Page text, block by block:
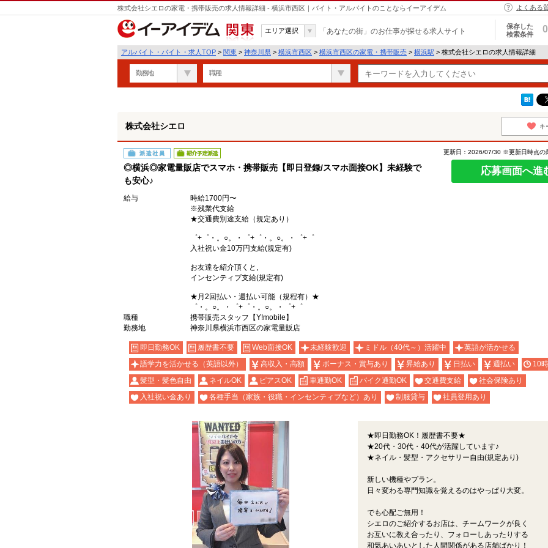
株式会社シエロの家電・携帯販売の求人情報詳細 - 横浜市西区｜バイト・アルバイトのことならイーアイデム よくある
関東
エリア選択 「あなたの街」のお仕事が探せる求人サイト
保存した
検索条件
0
アルバイト・バイト・求人TOP > 関東 > 神奈川県 > 横浜市西区 > 横浜市西区の家電・携帯販売 > 横浜駅 > 株式会社シエロの求人情報詳細
勤務地 職種
遣
株式会社シエロ キ
派遣社員 紹介予定派遣
◎横浜◎家電量販店でスマホ・携帯販売【即日登録/スマホ面接OK】未経験で
も安心♪
更新日：2026/07/30 ※更新日時点の
応募画面へ進
給与
時給1700円〜
※残業代支給
★交通費別途支給（規定あり）
゜+゜・。○。・゜+゜・。○。・゜+゜
入社祝い金10万円支給(規定有)
お友達を紹介頂くと,
インセンティブ支給(規定有)
★月2回払い・週払い可能（規程有）★
゜・。○。・゜+゜・。○。・゜+゜
職種
携帯販売スタッフ【Y!mobile】
勤務地
神奈川県横浜市西区の家電量販店
即日勤務OK 履歴書不要 Web面接OK 未経験歓迎 ミドル（40代～）活躍中
英語が活かせる
語学力を活かせる（英語以外）
高収入・高額 ボーナス・賞与あり 昇給あり 日払い 週払い
10
髪型・髪色自由
ネイルOK ピアスOK 車通勤OK バイク通勤OK 交通費支給
社会保険あり
入社祝い金あり
各種手当（家族・役職・インセンティブなど）あり 制服貸与 社員登用あり
★即日勤務OK！履歴書不要★
★20代・30代・40代が活躍しています♪
★ネイル・髪型・アクセサリー自由(規定あり)
新しい機種やプラン。
日々変わる専門知識を覚えるのはやっぱり大変。
でも心配ご無用！
シエロのご紹介するお店は、チームワークが良く
お互いに教え合ったり、フォローしあったりする
和気あいあいとした人間関係がある店舗ばかり！